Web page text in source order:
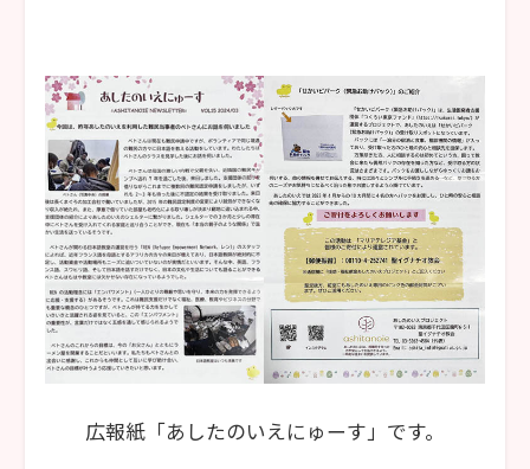
広報紙「あしたのいえにゅーす」です。